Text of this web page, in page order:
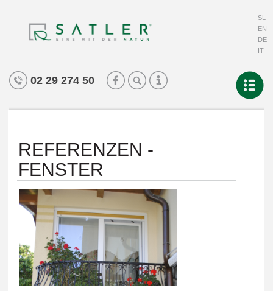
SL
EN
DE
IT
02 29 274 50
REFERENZEN -
FENSTER